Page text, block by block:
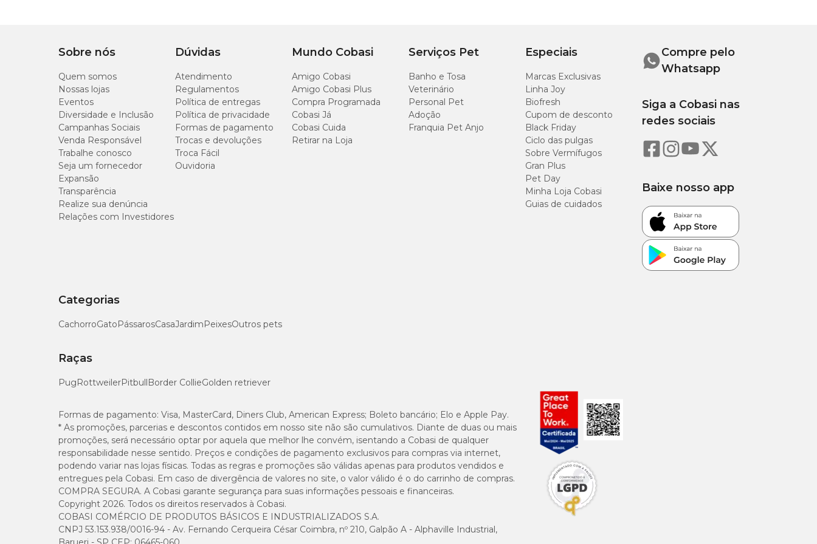
Tipo da guia Tradicional
Indicação Indicada para passeios
Sobre nós
Quem somos
Nossas lojas
Eventos
Diversidade e Inclusão
Campanhas Sociais
Venda Responsável
Trabalhe conosco
Seja um fornecedor
Expansão
Transparência
Realize sua denúncia
Relações com Investidores
Dúvidas
Atendimento
Regulamentos
Política de entregas
Política de privacidade
Formas de pagamento
Trocas e devoluções
Troca Fácil
Ouvidoria
Mundo Cobasi
Amigo Cobasi
Amigo Cobasi Plus
Compra Programada
Cobasi Já
Cobasi Cuida
Retirar na Loja
Serviços Pet
Banho e Tosa
Veterinário
Personal Pet
Adoção
Franquia Pet Anjo
Especiais
Marcas Exclusivas
Linha Joy
Biofresh
Cupom de desconto
Black Friday
Ciclo das pulgas
Sobre Vermífugos
Gran Plus
Pet Day
Minha Loja Cobasi
Guias de cuidados
Categorias
CachorroGatoPássarosCasaJardimPeixesOutros pets
Raças
PugRottweilerPitbullBorder CollieGolden retriever
Compre pelo
Whatsapp
Siga a Cobasi nas
redes sociais
Baixe nosso app
Formas de pagamento: Visa, MasterCard, Diners Club, American Express; Boleto bancário; Elo e Apple Pay.
* As promoções, parcerias e descontos contidos em nosso site não são cumulativos. Diante de duas ou mais
promoções, será necessário optar por aquela que melhor lhe convém, isentando a Cobasi de qualquer
responsabilidade nesse sentido. Preços e condições de pagamento exclusivos para compras via internet,
podendo variar nas lojas físicas. Todas as regras e promoções são válidas apenas para produtos vendidos e
entregues pela Cobasi. Em caso de divergência de valores no site, o valor válido é o do carrinho de compras.
COMPRA SEGURA. A Cobasi garante segurança para suas informações pessoais e financeiras.
Copyright 2026. Todos os direitos reservados à Cobasi.
COBASI COMÉRCIO DE PRODUTOS BÁSICOS E INDUSTRIALIZADOS S.A.
CNPJ 53.153.938/0016-94 - Av. Fernando Cerqueira César Coimbra, nº 210, Galpão A - Alphaville Industrial,